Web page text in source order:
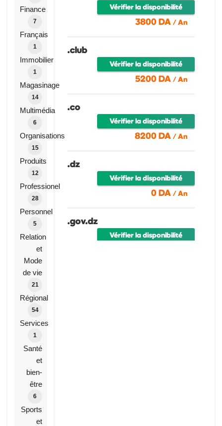
Finance
7
Français
1
Immobilier
1
Magasinage
14
Multimédia
6
Organisations
15
Produits
12
Professionel
28
Personnel
5
Relation
et
Mode
de vie
21
Régional
54
Services
1
Santé
et
bien-
être
6
Sports
et
Vérifier la disponibilité
3800 DA / An
.club
Vérifier la disponibilité
5200 DA / An
.co
Vérifier la disponibilité
8200 DA / An
.dz
Vérifier la disponibilité
0 DA / An
.gov.dz
Vérifier la disponibilité